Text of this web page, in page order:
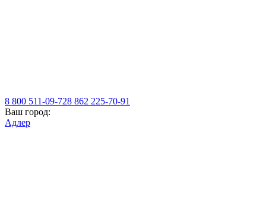
8 800 511-09-728 862 225-70-91
Ваш город:
Адлер